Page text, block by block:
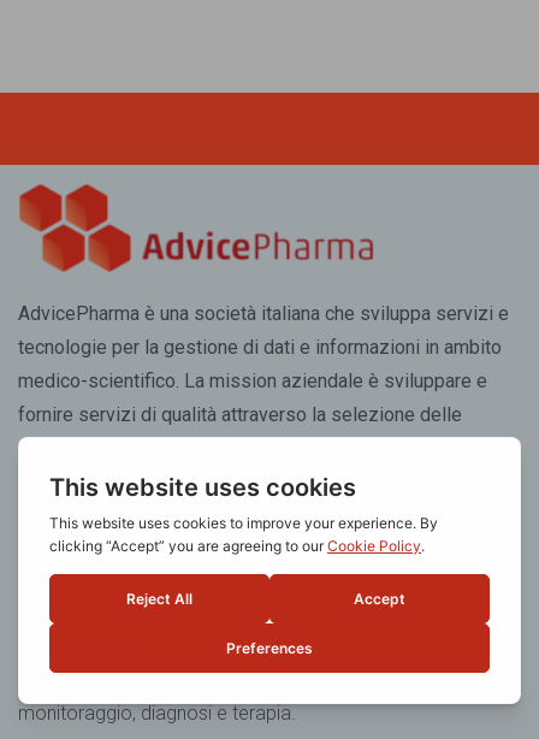
AdvicePharma è una società italiana che sviluppa servizi e
tecnologie per la gestione di dati e informazioni in ambito
medico-scientifico. La mission aziendale è sviluppare e
fornire servizi di qualità attraverso la selezione delle
migliori risorse tecnologiche e professionali.
società certificata UNI EN ISO
13485:2016per l’erogazione del
servizio di progettazione, sviluppo e
testing conto terzi di dispositivi
medicisoftware standalone con destinazione d’uso
monitoraggio, diagnosi e terapia.